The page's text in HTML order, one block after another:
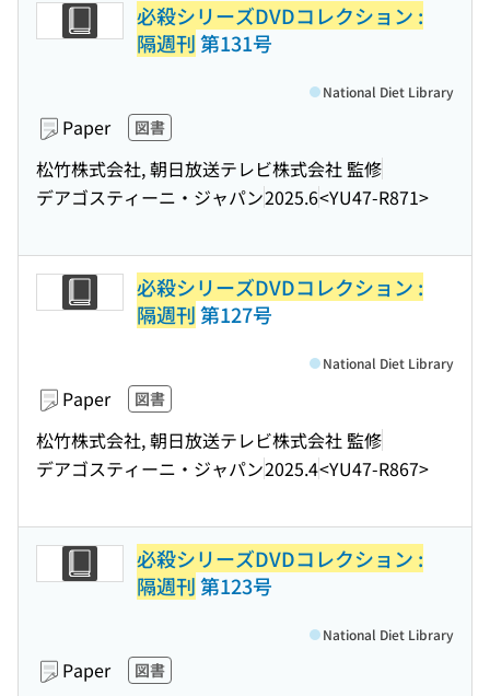
必殺シリーズDVDコレクション :
隔週刊第131号
Paper 図書
松竹株式会社, 朝日放送テレビ株式会社 監修
デアゴスティーニ・ジャパン2025.6<YU47-R871>
National Diet Library
必殺シリーズDVDコレクション :
隔週刊第127号
Paper 図書
松竹株式会社, 朝日放送テレビ株式会社 監修
デアゴスティーニ・ジャパン2025.4<YU47-R867>
National Diet Library
必殺シリーズDVDコレクション :
隔週刊第123号
Paper 図書
National Diet Library